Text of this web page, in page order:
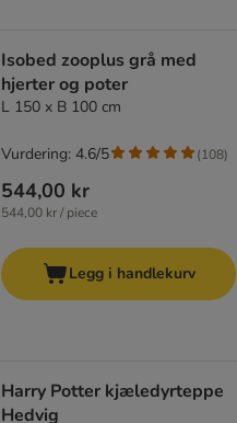
Isobed zooplus grå med
hjerter og poter
L 150 x B 100 cm
544,00 kr
544,00 kr / piece
Vurdering: 4.6/5 (108)
Legg i handlekurv
Harry Potter kjæledyrteppe
Hedvig